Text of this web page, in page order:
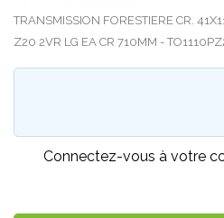
TRANSMISSION FORESTIERE CR.
Z20 2VR LG EA CR 710MM -
Connectez-vous à votre